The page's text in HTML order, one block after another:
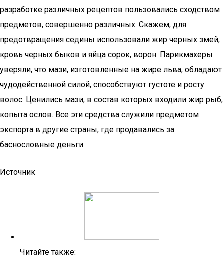
разработке различных рецептов пользовались сходством
предметов, совершенно различных. Скажем, для
предотвращения седины использовали жир черных змей,
кровь черных быков и яйца сорок, ворон. Парикмахеры
уверяли, что мази, изготовленные на жире льва, обладают
чудодейственной силой, способствуют густоте и росту
волос. Ценились мази, в состав которых входили жир рыб,
копыта ослов. Все эти средства служили предметом
экспорта в другие страны, где продавались за
баснословные деньги.
Источник
Читайте также: